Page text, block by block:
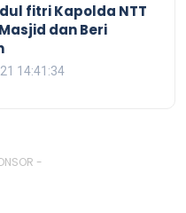
fitri Kapolda NTT
dan Beri
14:41:34
-